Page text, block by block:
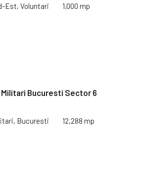
Est, Voluntari 1,000 mp
Bucuresti Sector 6
Bucuresti 12,288 mp